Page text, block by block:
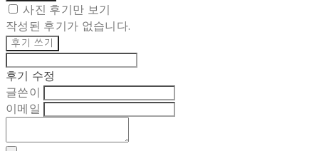
사진 후기만 보기
작성된 후기가 없습니다.
후기 쓰기
후기 수정
글쓴이
이메일